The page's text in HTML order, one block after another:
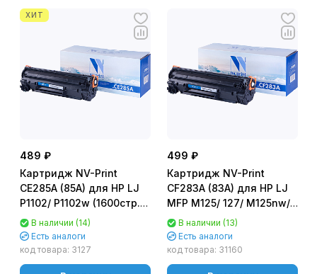
ХИТ
489 ₽
Картридж NV-Print
CE285A (85A) для HP LJ
P1102/ P1102w (1600стр.)
NV-CE285A
В наличии (14)
Есть аналоги
код товара: 3127
499 ₽
Картридж NV-Print
CF283A (83A) для HP LJ
MFP M125/ 127/ M125nw/
M125rnw/ M127fw/ M125a/
M125r/ M125ra (1500стр.)
NV-CF283A
В наличии (13)
Есть аналоги
код товара: 31160